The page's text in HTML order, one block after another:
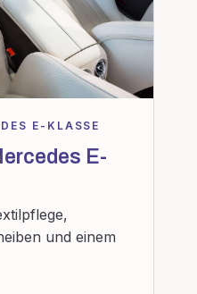
E-KLASSE
E-
und einem